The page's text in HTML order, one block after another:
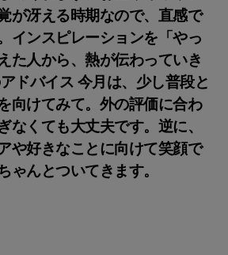
が冴える時期なので、直感で
インスピレーションを「やっ
た人から、熱が伝わっていき
ドバイス 今月は、少し普段と
向けてみて。外の評価に合わ
なくても大丈夫です。逆に、
や好きなことに向けて笑顔で
ゃんとついてきます。